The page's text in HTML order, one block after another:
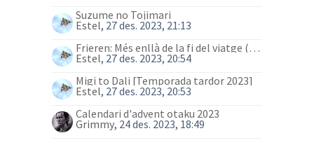
Suzume no Tojimari
Estel, 27 des. 2023, 21:13
Frieren: Més enllà de la fi del viatge (anime)
Estel, 27 des. 2023, 20:54
Migi to Dali [Temporada tardor 2023]
Estel, 27 des. 2023, 20:53
Calendari d'advent otaku 2023
Grimmy, 24 des. 2023, 18:49